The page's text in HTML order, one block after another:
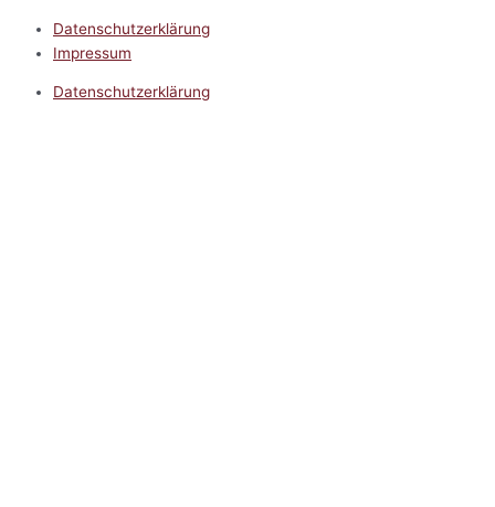
Datenschutzerklärung
Impressum
Datenschutzerklärung